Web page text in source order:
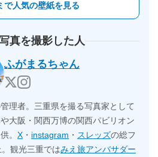
で人気の壁紙を見る
真を撮影した人
ふがまるちゃん
理者。三重県を撮る写真家として
大阪・関西万博の関西パビリオン
。 X ・ instagram ・ スレッズの総フ
観光三重ではみえ旅アンバサダー